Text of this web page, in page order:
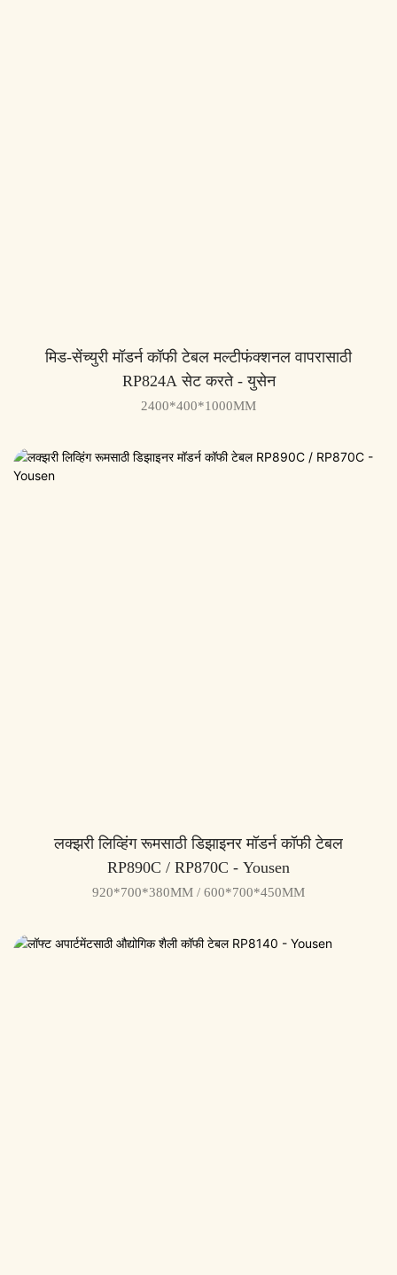
मिड-सेंच्युरी मॉडर्न कॉफी टेबल मल्टीफंक्शनल वापरासाठी
RP824A सेट करते - युसेन
2400*400*1000MM
लक्झरी लिव्हिंग रूमसाठी डिझाइनर मॉडर्न कॉफी टेबल
RP890C / RP870C - Yousen
920*700*380MM / 600*700*450MM